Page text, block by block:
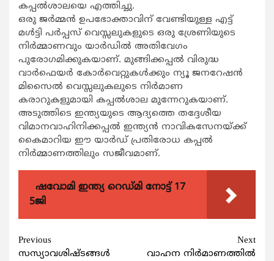
കപ്പൽശാലയെ എത്തിച്ചു.
ഒരു ജർമ്മൻ ഉപഭോക്താവിന് വേണ്ടിയുള്ള എട്ട്
മൾട്ടി പർപ്പസ് വെസ്സലുകളുടെ ഒരു ശ്രേണിയുടെ
നിർമ്മാണവും യാർഡിൽ അതിവേഗം
പുരോഗമിക്കുകയാണ്. മുങ്ങിക്കപ്പൽ വിരുദ്ധ
വാർഫെയർ കോർവെറ്റുകൾക്കും ന്യൂ ജനറേഷൻ
മിസൈൽ വെസ്സലുകലുടെ നിർമാണ
കരാറുകളുമായി കപ്പൽശാല മുന്നേറുകയാണ്.
അടുത്തിടെ ഇന്ത്യയുടെ ആദ്യത്തെ തദ്ദേശീയ
വിമാനവാഹിനിക്കപ്പൽ ഇന്ത്യൻ നാവികസേനയ്ക്ക്
കൈമാറിയ ഈ യാർഡ് പ്രതിരോധ കപ്പൽ
നിർമ്മാണത്തിലും സജീവമാണ്.
ഷവോമി ഇന്ത്യ റെഡ്മി നോട്ട് 17
5ജി
Continue
Previous
സസ്യാവശിഷ്ടങ്ങള്‍
Next
വാഹന നിര്‍മാണത്തില്‍